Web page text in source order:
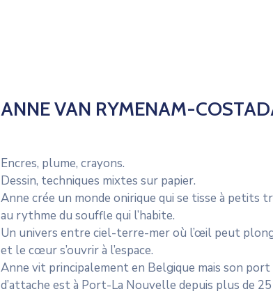
ANNE VAN RYMENAM-
Encres, plume, crayons.
Dessin, techniques mixtes sur papier.
Anne crée un monde onirique qui se tisse à petits
au rythme du souffle qui l’habite.
Un univers entre ciel-terre-mer où l’œil peut
et le cœur s’ouvrir à l’espace.
Anne vit principalement en Belgique mais son port
d’attache est à Port-La Nouvelle depuis plus de 25